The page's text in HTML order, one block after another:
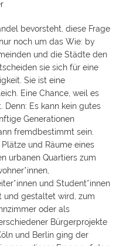
bevorsteht, diese Frage
noch um das Wie: by
und die Städte den
sie sich für eine
Sie ist eine
Eine Chance, weil es
Denn: Es kann kein gutes
Generationen
fremdbestimmt sein.
und Räume eines
urbanen Quartiers zum
und Student*innen
und gestaltet wird, zum
oder als
Bürgerprojekte
und Berlin ging der